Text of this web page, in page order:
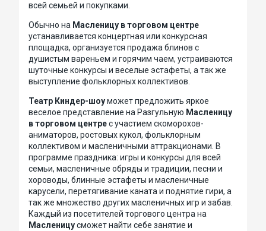
всей семьей и покупками.
Обычно на Масленицу в торговом центре
устанавливается концертная или конкурсная
площадка, организуется продажа блинов с
душистым вареньем и горячим чаем, устраиваются
шуточные конкурсы и веселые эстафеты, а так же
выступление фольклорных коллективов.
Театр Киндер-шоуможет предложить яркое
веселое представление на Разгульную Масленицу
в торговом центрес участием скоморохов-
аниматоров, ростовых кукол, фольклорным
коллективом и масленичными аттракционами. В
программе праздника: игры и конкурсы для всей
семьи, масленичные обряды и традиции, песни и
хороводы, блинные эстафеты и масленичные
карусели, перетягивание каната и поднятие гири, а
так же множество других масленичных игр и забав.
Каждый из посетителей торгового центра на
Масленицусможет найти себе занятие и